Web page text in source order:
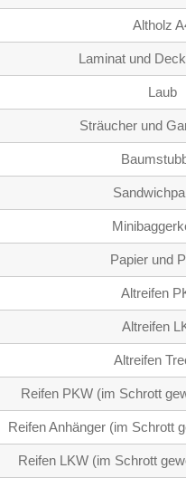
Altholz
Laminat und
Laub
Sträucher und
Papier und
Altreifen
Altreifen
Altreifen
Reifen PKW (im Schrott
Reifen Anhänger (im Schrott
Reifen LKW (im Schrott